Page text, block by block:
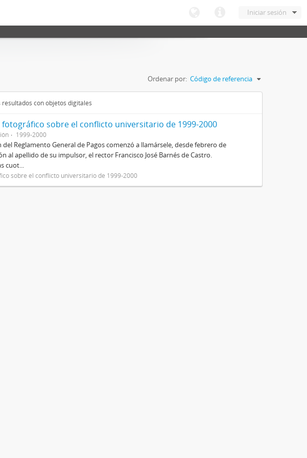
Iniciar sesión
Ordenar por: Código de referencia
resultados con objetos digitales
sobre el conflicto universitario de 1999-2000
1999-2000
Reglamento General de Pagos comenzó a llamársele, desde febrero de
al apellido de su impulsor, el rector Francisco José Barnés de Castro.
cuot...
sobre el conflicto universitario de 1999-2000